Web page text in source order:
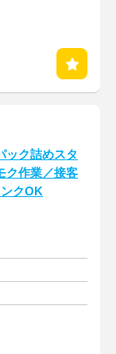
ック詰めスタ
ク作業／接客
クOK